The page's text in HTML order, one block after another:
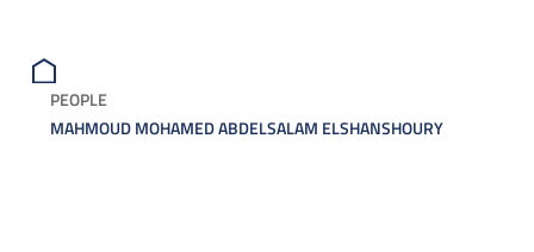
PEOPLE
MAHMOUD MOHAMED ABDELSALAM ELSHANSHOURY